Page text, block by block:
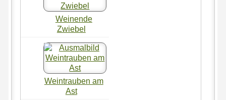
Weinende
Zwiebel
Weintrauben am
Ast